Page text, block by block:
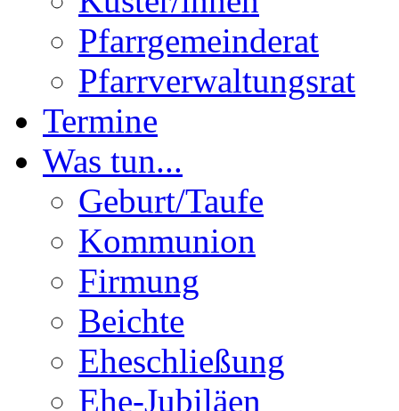
Pfarrgemeinderat
Pfarrverwaltungsrat
Termine
Was tun...
Geburt/Taufe
Kommunion
Firmung
Beichte
Eheschließung
Ehe-Jubiläen